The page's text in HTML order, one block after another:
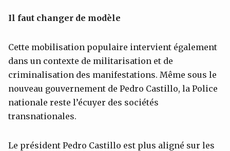
Il faut changer de modèle
Cette mobilisation populaire intervient également
dans un contexte de militarisation et de
criminalisation des manifestations. Même sous le
nouveau gouvernement de Pedro Castillo, la Police
nationale reste l’écuyer des sociétés
transnationales.
Le président Pedro Castillo est plus aligné sur les